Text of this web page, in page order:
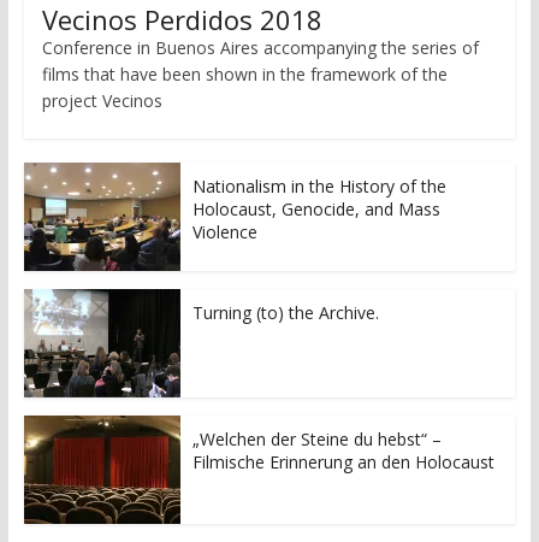
Vecinos Perdidos 2018
Conference in Buenos Aires accompanying the series of
films that have been shown in the framework of the
project Vecinos
Nationalism in the History of the
Holocaust, Genocide, and Mass
Violence
Turning (to) the Archive.
„Welchen der Steine du hebst“ –
Filmische Erinnerung an den Holocaust